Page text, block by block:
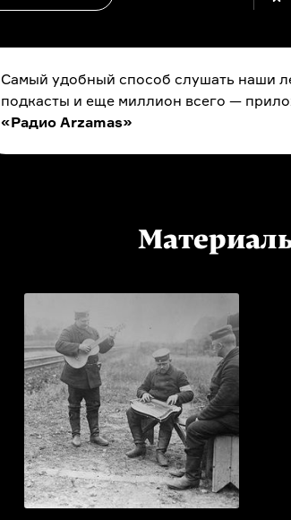
Самый удобный способ слушать наши
подкасты и еще миллион всего —
«Радио Arzamas»